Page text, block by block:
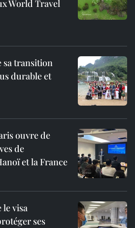
World Travel
sa transition
durable et
ouvre de
de
et la France
le visa
ses